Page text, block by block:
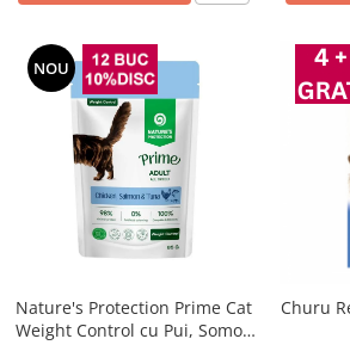
NOU
Nature's Protection Prime Cat
Weight Control cu Pui, Somon
Churu